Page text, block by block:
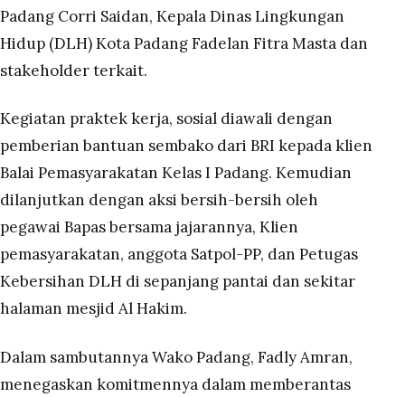
Padang Corri Saidan, Kepala Dinas Lingkungan
Hidup (DLH) Kota Padang Fadelan Fitra Masta dan
stakeholder terkait.
Kegiatan praktek kerja, sosial diawali dengan
pemberian bantuan sembako dari BRI kepada klien
Balai Pemasyarakatan Kelas I Padang. Kemudian
dilanjutkan dengan aksi bersih-bersih oleh
pegawai Bapas bersama jajarannya, Klien
pemasyarakatan, anggota Satpol-PP, dan Petugas
Kebersihan DLH di sepanjang pantai dan sekitar
halaman mesjid Al Hakim.
Dalam sambutannya Wako Padang, Fadly Amran,
menegaskan komitmennya dalam memberantas